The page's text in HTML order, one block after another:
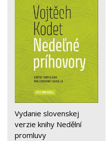
Vydanie slovenskej
verzie knihy Nedělní
promluvy